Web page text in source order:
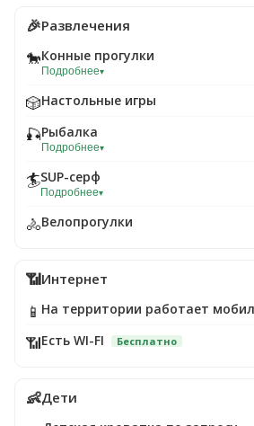
🎉Развлечения
🐎Конные прогулки
Подробнее▾
🎲Настольные игры
🎣Рыбалка
Подробнее▾
🏄SUP-серф
Подробнее▾
🚴Велопрогулки
📶Интернет
📱 На территории работает
📶Есть WI-FI Бесплатно
👶Дети